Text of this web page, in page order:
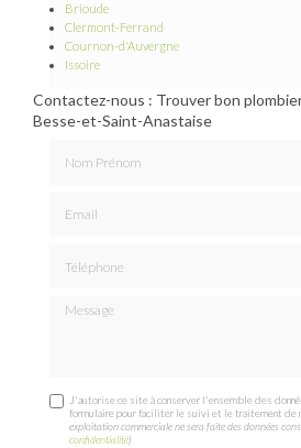
Brioude
Clermont-Ferrand
Cournon-d'Auvergne
Issoire
Contactez-nous : Trouver bon
Besse-et-Saint-Anastaise
Message
J'autorise ce site à conserver l'ensemble des
formulaire pour faciliter le suivi et le traitement de
exploitation commerciale ne sera faite des données
confidentialité)